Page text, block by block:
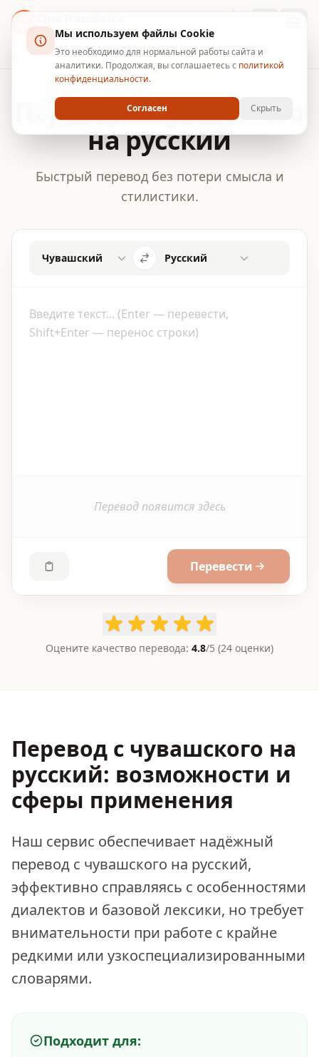
УМНЫЙ ПЕРЕВОДЧИК
Главная Перевод с чувашского на русский
Перевод с чувашского
на русский
Быстрый перевод без потери смысла и
стилистики.
Чувашский Русский
Перевод появится здесь
Перевести
Оцените качество перевода: 4.8/5 (24 оценки)
Перевод с чувашского на
русский: возможности и
сферы применения
Наш сервис обеспечивает надёжный
перевод с чувашского на русский,
эффективно справляясь с особенностями
диалектов и базовой лексики, но требует
внимательности при работе с крайне
редкими или узкоспециализированными
словарями.
Подходит для:
Мы используем файлы Cookie
Это необходимо для нормальной работы сайта и
аналитики. Продолжая, вы соглашаетесь с политикой
конфиденциальности.
Согласен Скрыть